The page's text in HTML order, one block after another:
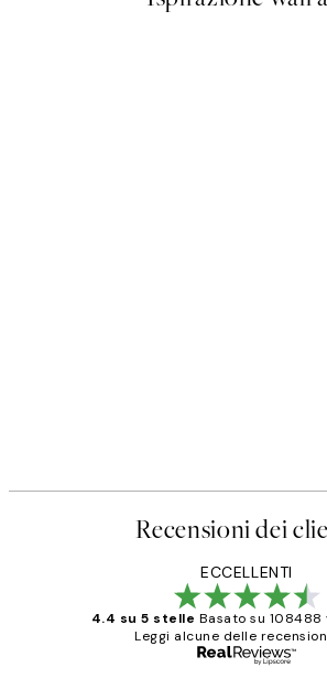
Recensioni dei
ECCELLENTI
4.4 su 5 stelle Basato su 108488
Leggi alcune delle